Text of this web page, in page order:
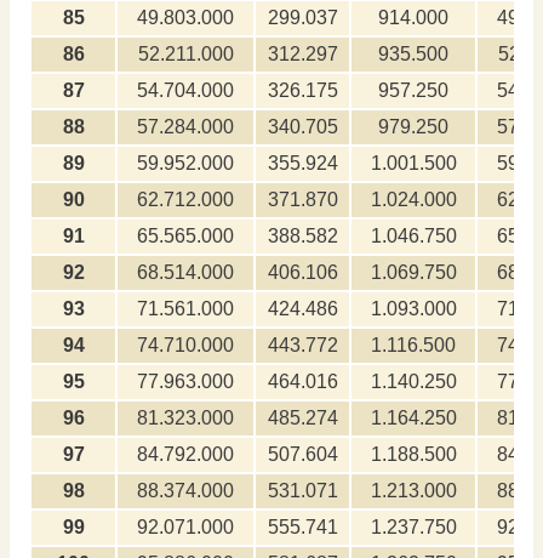
85
49.803.000 299.037 914.000
86
52.211.000 312.297 935.500
87
54.704.000 326.175 957.250
88
57.284.000 340.705 979.250
89
59.952.000 355.924 1.001.500
90
62.712.000 371.870 1.024.000
91
65.565.000 388.582 1.046.750
92
68.514.000 406.106 1.069.750
93
71.561.000 424.486 1.093.000
94
74.710.000 443.772 1.116.500
95
77.963.000 464.016 1.140.250
96
81.323.000 485.274 1.164.250
97
84.792.000 507.604 1.188.500
98
88.374.000 531.071 1.213.000
99
92.071.000 555.741 1.237.750